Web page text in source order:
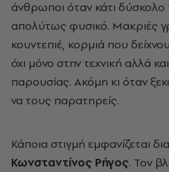
άνθρωποι όταν κάτι δύσκολο
απολύτως φυσικό. Μακριές
κουντεπιέ, κορμιά που
όχι μόνο στην τεχνική αλλά
παρουσίας. Ακόμη κι όταν
να τους παρατηρείς.
Κάποια στιγμή εμφανίζεται
Κωνσταντίνος Ρήγος. Τον